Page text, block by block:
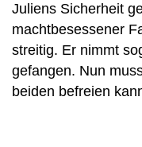
Juliens Sicherheit
machtbesessener
streitig. Er nimmt
gefangen. Nun
beiden befreien